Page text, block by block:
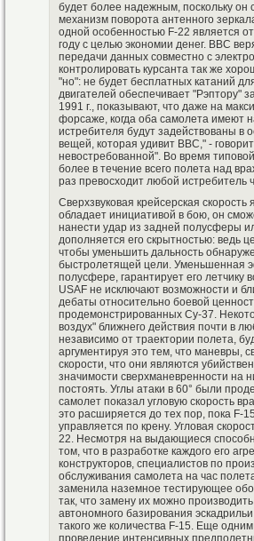
будет более надежным, поскольку он
механизм поворота антенного
одной особенностью F-22 является
году с целью экономии денег. ВВС
передачи данных совместно с
контролировать курсанта так же
"но": не будет бесплатных катаний
двигателей обеспечивает "Рэптору"
1991 г., показывают, что даже на
форсаже, когда оба самолета имеют
истребителя будут задействованы
вещей, которая удивит ВВС," -
невостребованной". Во время
более в течение всего полета над
раз превосходит любой истребитель
Сверхзвуковая крейсерская
обладает инициативой в бою, он
нанести удар из задней полусферы
дополняется его скрытностью: ведь
чтобы уменьшить дальность
быстролетящей цели. Уменьшенная
полусфере, гарантирует его
USAF не исключают возможности и
дебаты относительно боевой
продемонстрированных Су-37.
воздух" ближнего действия почти в
независимо от траектории полета,
аргументируя это тем, что маневры,
скорости, что они являются
значимости сверхманевренности на
постоять. Углы атаки в 60° были
самолет показал угловую скорость
это расширяется до тех пор, пока F-
управляется по крену. Угловая
22. Несмотря на выдающиеся
том, что в разработке каждого его
конструкторов, специалистов по
обслуживания самолета на час
заменила наземное тестирующее
так, что замену их можно
автономного базирования
такого же количества F-15. Еще